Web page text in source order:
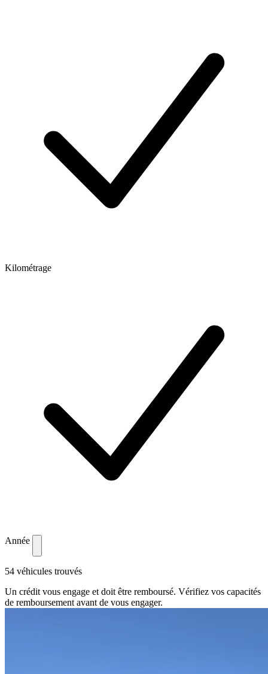
Kilométrage
Année
54 véhicules trouvés
Un crédit vous engage et doit être remboursé. Vérifiez vos capacités
de remboursement avant de vous engager.